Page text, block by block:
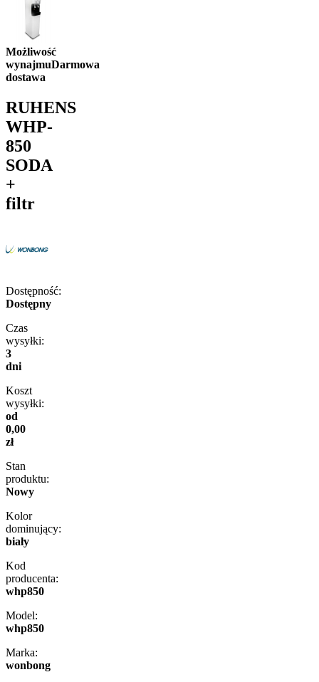
Możliwość
wynajmuDarmowa
dostawa
RUHENS
WHP-
850
SODA
+
filtr
Dostępność:
Dostępny
Czas
wysyłki:
3
dni
Koszt
wysyłki:
od
0,00
zł
Stan
produktu:
Nowy
Kolor
dominujący:
biały
Kod
producenta:
whp850
Model:
whp850
Marka:
wonbong